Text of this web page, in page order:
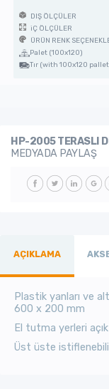
DIŞ ÖLÇÜLER
iÇ ÖLÇÜLER
ÜRÜN RENK
Palet (100x120)
Tır (with 100x120
HP-2005 TERASLI
MEDYADA PAYLAŞ
AÇIKLAMA
Plastik yanları ve
600 x 200 mm
El tutma yerleri
Üst üste